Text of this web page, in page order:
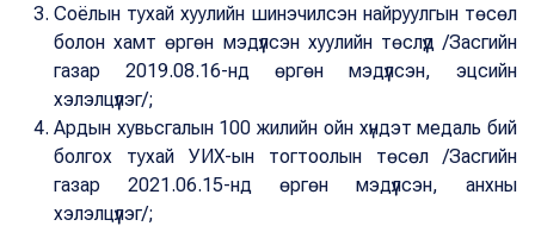
Соёлын тухай хуулийн шинэчилсэн найруулгын төсөл
болон хамт өргөн мэдүүлсэн хуулийн төслүүд /Засгийн
газар 2019.08.16-нд өргөн мэдүүлсэн, эцсийн
хэлэлцүүлэг/;
Ардын хувьсгалын 100 жилийн ойн хүндэт медаль бий
болгох тухай УИХ-ын тогтоолын төсөл /Засгийн
газар 2021.06.15-нд өргөн мэдүүлсэн, анхны
хэлэлцүүлэг/;